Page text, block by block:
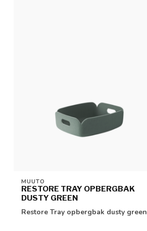
MUUTO
RESTORE TRAY OPBERGBAK
DUSTY GREEN
Restore Tray opbergbak dusty green